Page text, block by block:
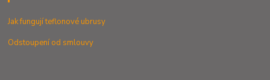
Jak fungují teflonové ubrusy
Odstoupení od smlouvy